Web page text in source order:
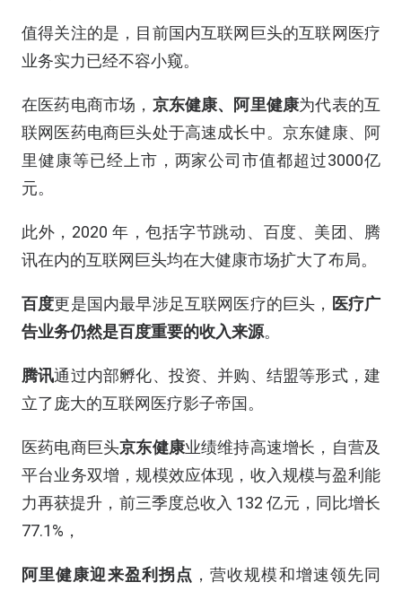
值得关注的是，目前国内互联网巨头的互联网医疗
业务实力已经不容小窥。
在医药电商市场， 京东健康、阿里健康为代表的互
联网医药电商巨头处于高速成长中。京东健康、阿
里健康等已经上市，两家公司市值都超过3000亿
元。
此外，2020 年，包括字节跳动、百度、美团、腾
讯在内的互联网巨头均在大健康市场扩大了布局。
百度更是国内最早涉足互联网医疗的巨头， 医疗广
告业务仍然是百度重要的收入来源。
腾讯通过内部孵化、投资、并购、结盟等形式，建
立了庞大的互联网医疗影子帝国。
医药电商巨头京东健康业绩维持高速增长，自营及
平台业务双增，规模效应体现，收入规模与盈利能
力再获提升，前三季度总收入 132 亿元，同比增长
77.1%，
阿里健康迎来盈利拐点 ，营收规模和增速领先同